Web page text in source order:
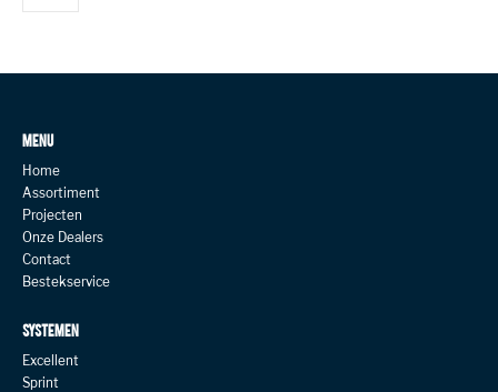
MENU
Home
Assortiment
Projecten
Onze Dealers
Contact
Bestekservice
SYSTEMEN
Excellent
Sprint